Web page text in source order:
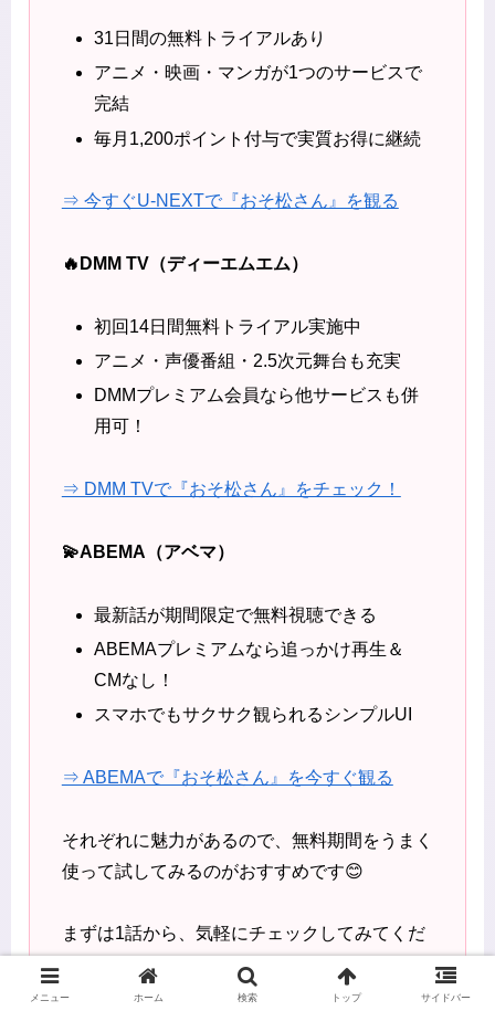
31日間の無料トライアルあり
アニメ・映画・マンガが1つのサービスで
完結
毎月1,200ポイント付与で実質お得に継続
⇒ 今すぐU-NEXTで『おそ松さん』を観る
🔥DMM TV（ディーエムエム）
初回14日間無料トライアル実施中
アニメ・声優番組・2.5次元舞台も充実
DMMプレミアム会員なら他サービスも併
用可！
⇒ DMM TVで『おそ松さん』をチェック！
💫ABEMA（アベマ）
最新話が期間限定で無料視聴できる
ABEMAプレミアムなら追っかけ再生＆
CMなし！
スマホでもサクサク観られるシンプルUI
⇒ ABEMAで『おそ松さん』を今すぐ観る
それぞれに魅力があるので、無料期間をうまく
使って試してみるのがおすすめです😊
まずは1話から、気軽にチェックしてみてくだ
メニュー ホーム 検索 トップ サイドバー